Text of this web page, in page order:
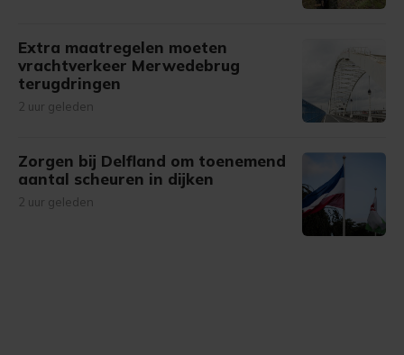
Extra maatregelen moeten
vrachtverkeer Merwedebrug
terugdringen
2 uur geleden
Zorgen bij Delfland om toenemend
aantal scheuren in dijken
2 uur geleden